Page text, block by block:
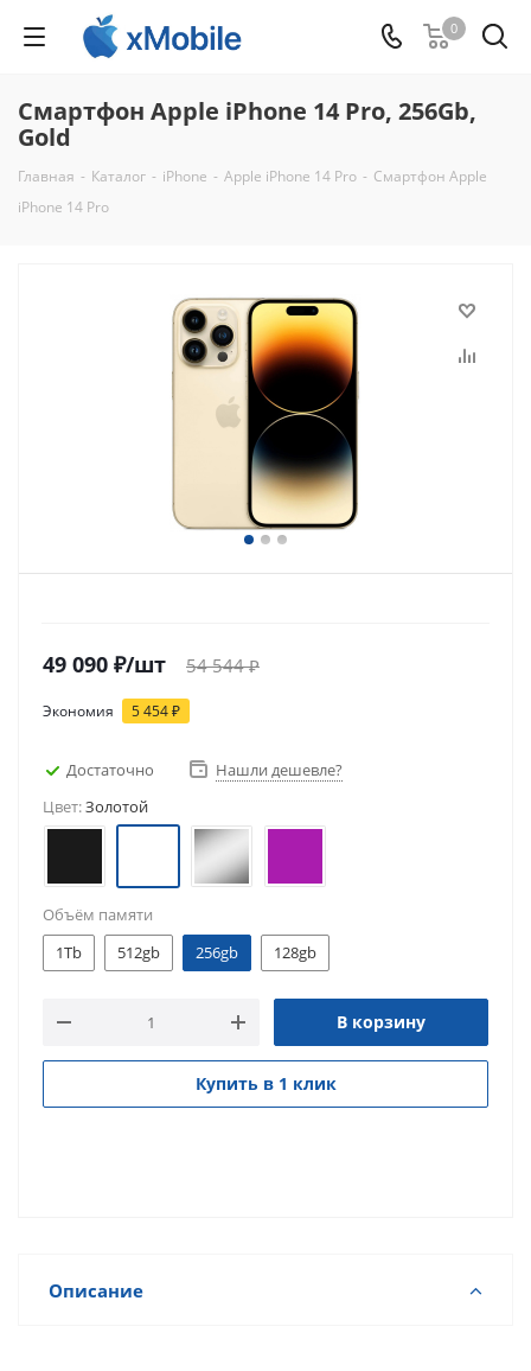
0
Смартфон Apple iPhone 14 Pro, 256Gb,
Gold
Главная - Каталог - iPhone - Apple iPhone 14 Pro - Смартфон Apple
iPhone 14 Pro
49 090 ₽/шт 54 544₽
Экономия 5 454₽
Достаточно
Нашли дешевле?
Цвет:Золотой
Объём памяти
1Tb
512gb 256gb 128gb
В корзину
Купить в 1 клик
Описание